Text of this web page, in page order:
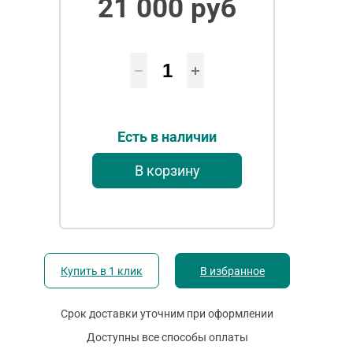
21 000 руб
Есть в наличии
В корзину
Купить в 1 клик В избранное
Срок доставки уточним при оформлении
Доступны все способы оплаты